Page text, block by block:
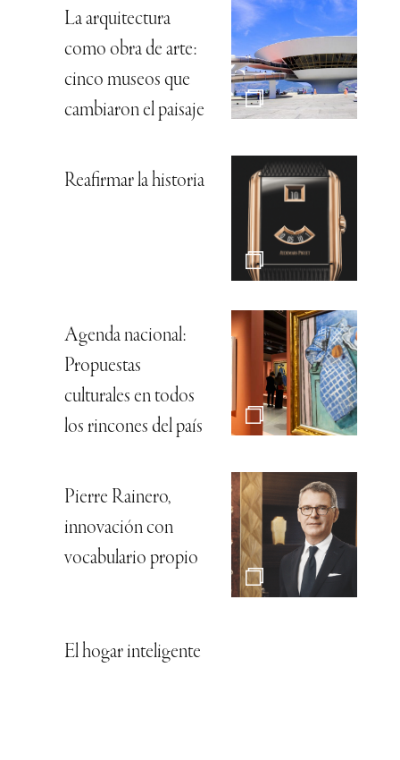
La arquitectura
como obra de arte:
cinco museos que
cambiaron el paisaje
Reafirmar la historia
Agenda nacional:
Propuestas
culturales en todos
los rincones del país
Pierre Rainero,
innovación con
vocabulario propio
El hogar inteligente